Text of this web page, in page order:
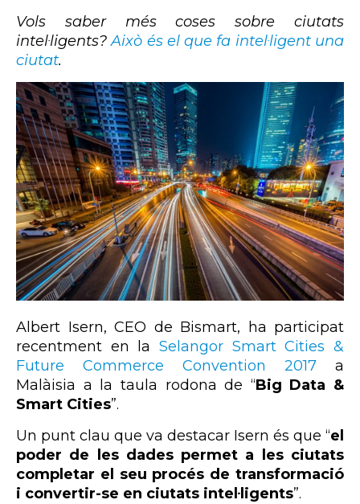
Vols saber més coses sobre ciutats
intel·ligents?Això és el que fa intel·ligent una
ciutat.
Albert Isern, CEO de Bismart, ha participat
recentment en la Selangor Smart Cities &
Future Commerce Convention 2017 a
Malàisia a la taula rodona de “Big Data &
Smart Cities”.
Un punt clau que va destacar Isern és que “el
poder de les dades permet a les ciutats
completar el seu procés de transformació
i convertir-se en ciutats intel·ligents”.